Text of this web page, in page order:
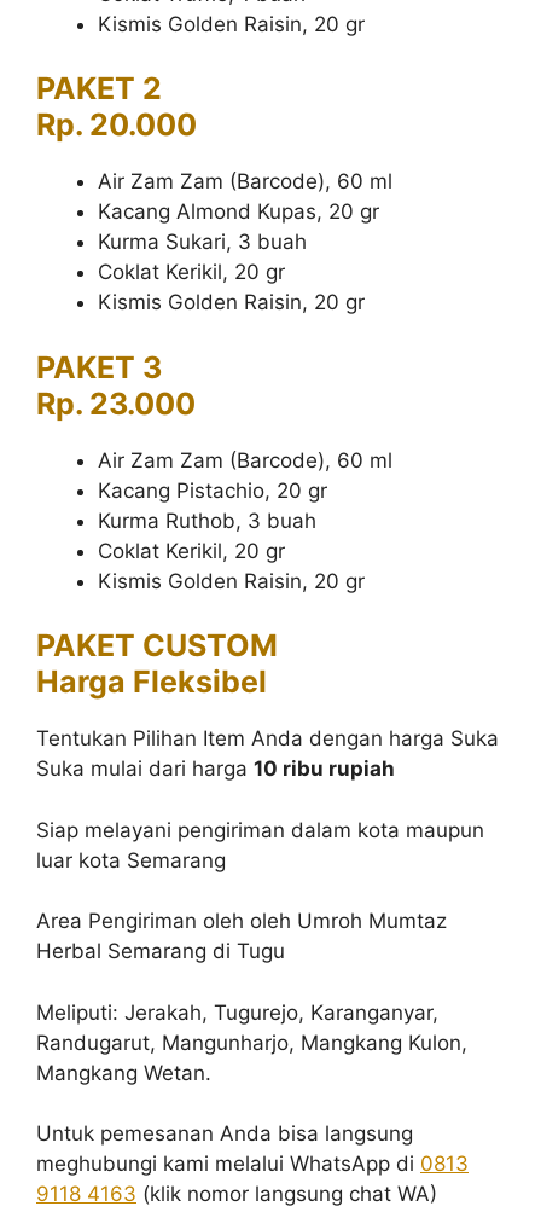
Kismis Golden Raisin, 20 gr
PAKET 2
Rp. 20.000
Air Zam Zam (Barcode), 60 ml
Kacang Almond Kupas, 20 gr
Kurma Sukari, 3 buah
Coklat Kerikil, 20 gr
Kismis Golden Raisin, 20 gr
PAKET 3
Rp. 23.000
Air Zam Zam (Barcode), 60 ml
Kacang Pistachio, 20 gr
Kurma Ruthob, 3 buah
Coklat Kerikil, 20 gr
Kismis Golden Raisin, 20 gr
PAKET CUSTOM
Harga Fleksibel
Tentukan Pilihan Item Anda dengan harga Suka
Suka mulai dari harga 10 ribu rupiah
Siap melayani pengiriman dalam kota maupun
luar kota Semarang
Area Pengiriman oleh oleh Umroh Mumtaz
Herbal Semarang di Tugu
Meliputi: Jerakah, Tugurejo, Karanganyar,
Randugarut, Mangunharjo, Mangkang Kulon,
Mangkang Wetan.
Untuk pemesanan Anda bisa langsung
meghubungi kami melalui WhatsApp di 0813
9118 4163 (klik nomor langsung chat WA)